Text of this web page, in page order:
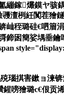
繃鎵爜鏌ヤ骇
彟澶栵紝闃茬獪
屾秷璐硅€呬篃
鍗囦簡娑堣垂
瑙掑害鏉ョ湅
嗙獪璐с€佷贡